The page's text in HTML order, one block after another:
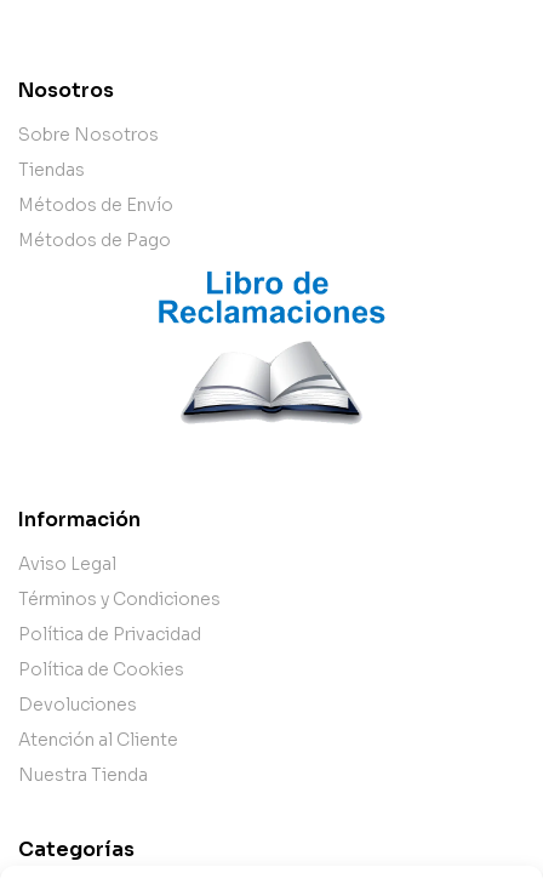
Nosotros
Sobre Nosotros
Tiendas
Métodos de Envío
Métodos de Pago
Información
Aviso Legal
Términos y Condiciones
Política de Privacidad
Política de Cookies
Devoluciones
Atención al Cliente
Nuestra Tienda
Categorías